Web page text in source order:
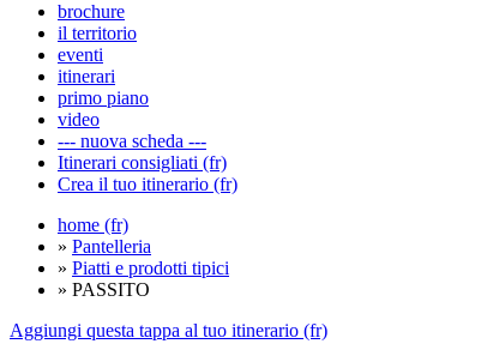
brochure
il territorio
eventi
itinerari
primo piano
video
--- nuova scheda ---
Itinerari consigliati (fr)
Crea il tuo itinerario (fr)
home (fr)
» Pantelleria
» Piatti e prodotti tipici
» PASSITO
Aggiungi questa tappa al tuo itinerario (fr)